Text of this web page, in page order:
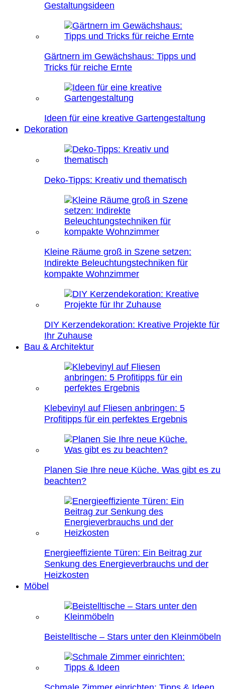
Gestaltungsideen
Gärtnern im Gewächshaus: Tipps und
Tricks für reiche Ernte
Ideen für eine kreative Gartengestaltung
Dekoration
Deko-Tipps: Kreativ und thematisch
Kleine Räume groß in Szene setzen:
Indirekte Beleuchtungstechniken für
kompakte Wohnzimmer
DIY Kerzendekoration: Kreative Projekte für
Ihr Zuhause
Bau & Architektur
Klebevinyl auf Fliesen anbringen: 5
Profitipps für ein perfektes Ergebnis
Planen Sie Ihre neue Küche. Was gibt es zu
beachten?
Energieeffiziente Türen: Ein Beitrag zur
Senkung des Energieverbrauchs und der
Heizkosten
Möbel
Beistelltische – Stars unter den Kleinmöbeln